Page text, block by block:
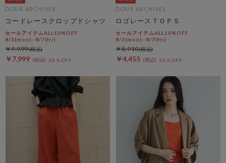
DOUX ARCHIVES
コードレースクロップドシャツ
セールアイテムALL10%OFF
8/3(mon)~8/7(fri)
￥7,999 20％OFF
￥9,999
DOUX ARCHIVES
ロゴレースＴＯＰＳ
セールアイテムALL10%OFF
8/3(mon)~8/7(fri)
￥4,455 50％OFF
￥8,910